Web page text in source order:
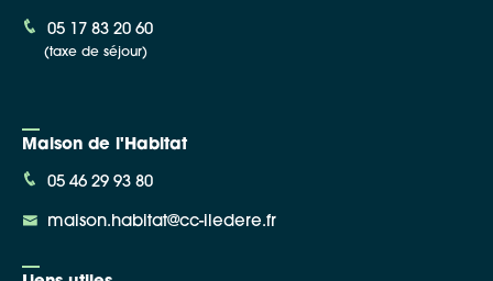
05 17 83 20 60
(taxe de séjour)
Maison de l'Habitat
05 46 29 93 80
maison.habitat@cc-iledere.fr